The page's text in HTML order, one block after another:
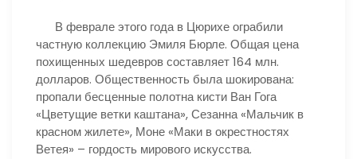
В феврале этого года в Цюрихе ограбили
частную коллекцию Эмиля Бюрле. Общая цена
похищенных шедевров составляет 164 млн.
долларов. Общественность была шокирована:
пропали бесценные полотна кисти Ван Гога
«Цветущие ветки каштана», Сезанна «Мальчик в
красном жилете», Моне «Маки в окрестностях
Ветея» – гордость мирового искусства.